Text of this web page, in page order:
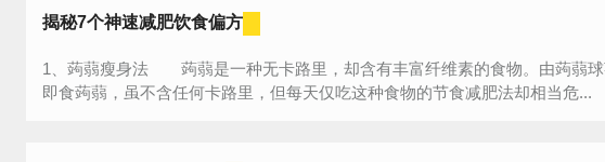
揭秘7个神速减肥饮食偏方
1、蒟蒻瘦身法 蒟蒻是一种无卡路里，却含有丰富纤维素的食物。由蒟蒻球
即食蒟蒻，虽不含任何卡路里，但每天仅吃这种食物的节食减肥法却相当危...